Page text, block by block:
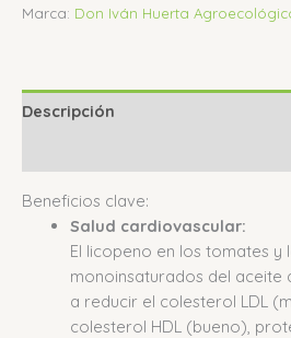
Marca: Don Iván Huerta
Descripción
Beneficios clave:
Salud cardiovascular:
El licopeno en los tomates y
monoinsaturados del aceite
a reducir el colesterol LDL
colesterol HDL (bueno),